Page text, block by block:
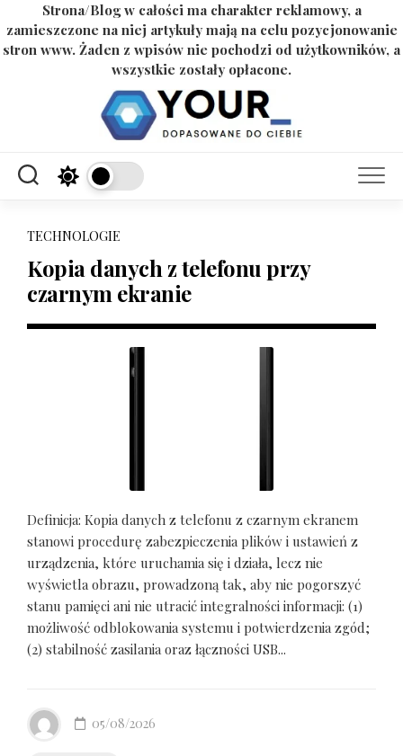
Strona/Blog w całości ma charakter reklamowy, a
zamieszczone na niej artykuły mają na celu pozycjonowanie
stron www. Żaden z wpisów nie pochodzi od użytkowników, a
wszystkie zostały opłacone.
TECHNOLOGIE
Kopia danych z telefonu przy
czarnym ekranie
Definicja: Kopia danych z telefonu z czarnym ekranem
stanowi procedurę zabezpieczenia plików i ustawień z
urządzenia, które uruchamia się i działa, lecz nie
wyświetla obrazu, prowadzoną tak, aby nie pogorszyć
stanu pamięci ani nie utracić integralności informacji: (1)
możliwość odblokowania systemu i potwierdzenia zgód;
(2) stabilność zasilania oraz łączności USB...
05/08/2026